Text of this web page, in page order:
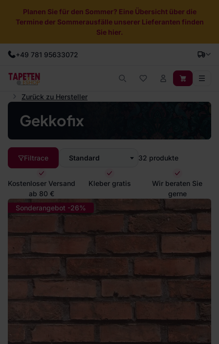
Planen Sie für den Sommer? Eine Übersicht über die
Termine der Sommerausfälle unserer Lieferanten finden
Sie hier.
+49 781 95633072
Zurück zu Hersteller
Gekkofix
Filtrace Standard 32 produkte
Kostenloser Versand
ab 80 €
Kleber gratis
Wir beraten Sie
gerne
Sonderangebot -26%